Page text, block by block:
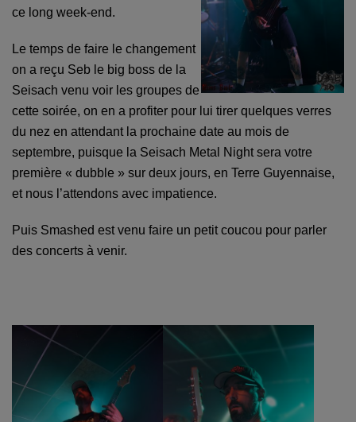
ce long week-end.
Le temps de faire le changement
on a reçu Seb le big boss de la
Seisach venu voir les groupes de
cette soirée, on en a profiter pour lui tirer quelques verres
du nez en attendant la prochaine date au mois de
septembre, puisque la Seisach Metal Night sera votre
première « dubble » sur deux jours, en Terre Guyennaise,
et nous l’attendons avec impatience.
Puis Smashed est venu faire un petit coucou pour parler
des concerts à venir.